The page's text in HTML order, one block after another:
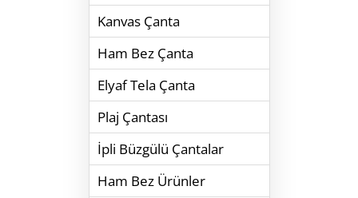
Kanvas Çanta
Ham Bez Çanta
Elyaf Tela Çanta
Plaj Çantası
İpli Büzgülü Çantalar
Ham Bez Ürünler